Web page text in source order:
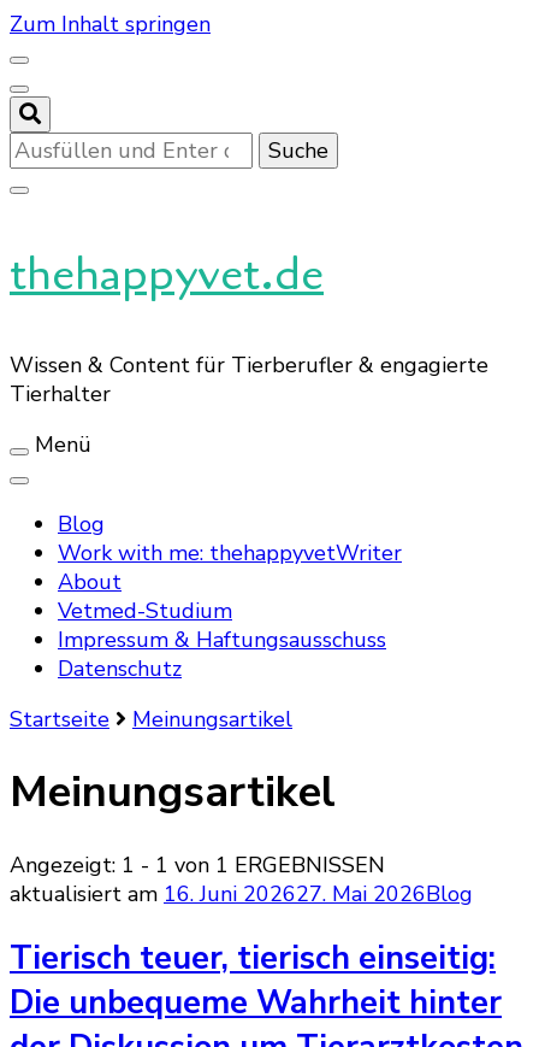
Zum Inhalt springen
Suchst
du
nach
thehappyvet.de
Wissen & Content für Tierberufler & engagierte
Tierhalter
Menü
Blog
Work with me: thehappyvetWriter
About
Vetmed-Studium
Impressum & Haftungsausschuss
Datenschutz
Startseite
Meinungsartikel
Meinungsartikel
Angezeigt: 1 - 1 von 1 ERGEBNISSEN
aktualisiert am 16. Juni 202627. Mai 2026Blog
Tierisch teuer, tierisch einseitig:
Die unbequeme Wahrheit hinter